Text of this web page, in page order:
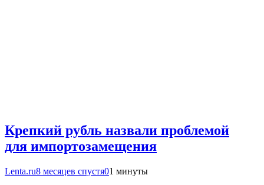
Крепкий рубль назвали проблемой
для импортозамещения
Lenta.ru8 месяцев спустя01 минуты